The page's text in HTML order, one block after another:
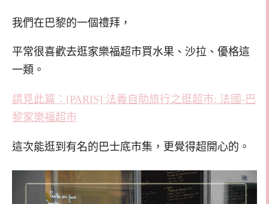
我們在巴黎的一個禮拜，
平常很喜歡去逛家樂福超市買水果、沙拉、優格這
一類。
請見此篇：[PARIS] 法義自助旅行之逛超市: 法國-巴
黎家樂福超市
這次能逛到有名的巴士底市集，更覺得超開心的。